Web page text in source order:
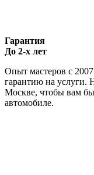
Гарантия
До 2-х лет
Опыт мастеров с
гарантию на услуги.
Москве, чтобы вам
автомобиле.